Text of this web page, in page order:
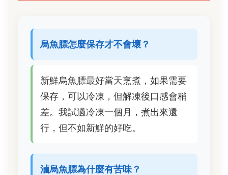
烏魚膘怎麼保存才不會壞？
新鮮烏魚膘最好當天烹煮，如果需要
保存，可以冷凍，但解凍後口感會稍
差。我試過冷凍一個月，煮出來還
行，但不如新鮮的好吃。
滷烏魚膘為什麼有苦味？